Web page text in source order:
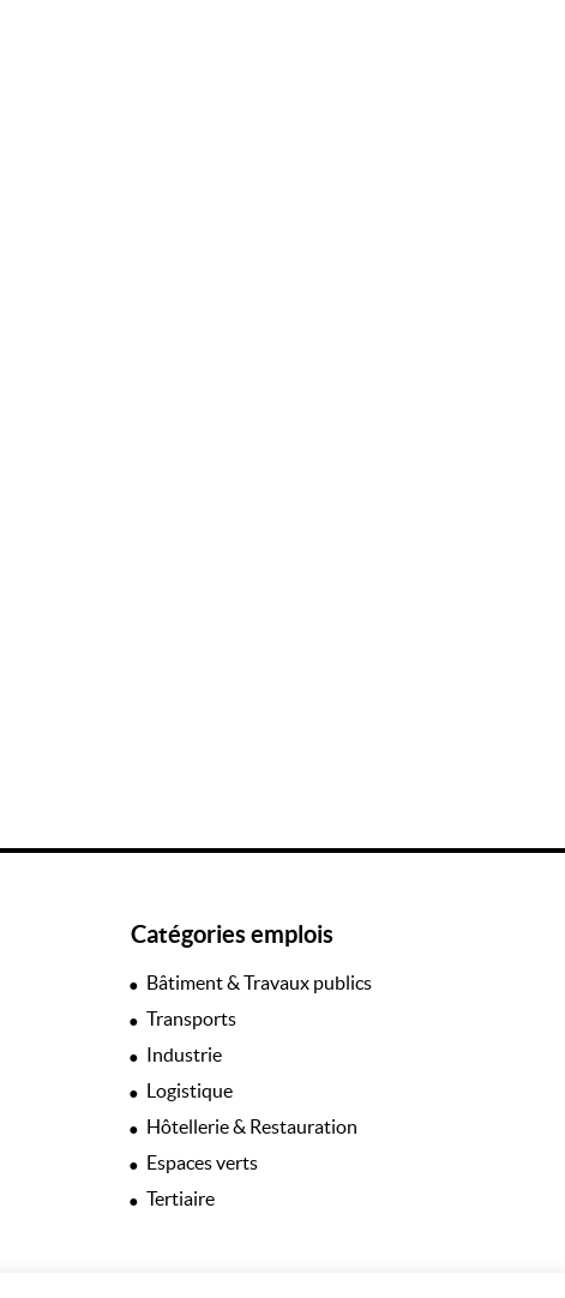
Catégories emplois
Bâtiment & Travaux publics
Transports
Industrie
Logistique
Hôtellerie & Restauration
Espaces verts
Tertiaire